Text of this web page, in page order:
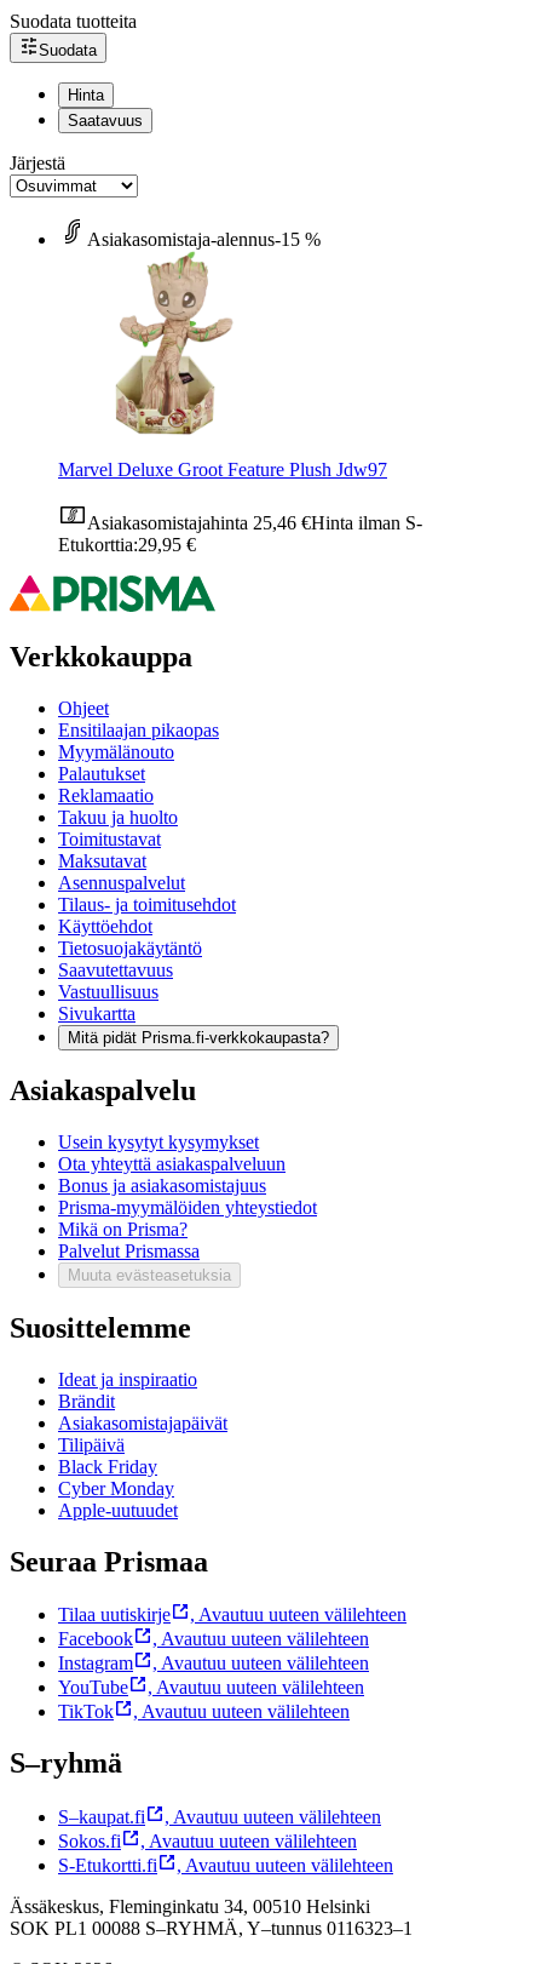
Suodata tuotteita
Suodata
Hinta
Saatavuus
Järjestä
Asiakasomistaja-alennus-15 %
Marvel Deluxe Groot Feature Plush Jdw97
Asiakasomistajahinta 25,46 €Hinta ilman S-
Etukorttia:29,95 €
Verkkokauppa
Ohjeet
Ensitilaajan pikaopas
Myymälänouto
Palautukset
Reklamaatio
Takuu ja huolto
Toimitustavat
Maksutavat
Asennuspalvelut
Tilaus- ja toimitusehdot
Käyttöehdot
Tietosuojakäytäntö
Saavutettavuus
Vastuullisuus
Sivukartta
Mitä pidät Prisma.fi-verkkokaupasta?
Asiakaspalvelu
Usein kysytyt kysymykset
Ota yhteyttä asiakaspalveluun
Bonus ja asiakasomistajuus
Prisma-myymälöiden yhteystiedot
Mikä on Prisma?
Palvelut Prismassa
Muuta evästeasetuksia
Suosittelemme
Ideat ja inspiraatio
Brändit
Asiakasomistajapäivät
Tilipäivä
Black Friday
Cyber Monday
Apple-uutuudet
Seuraa Prismaa
Tilaa uutiskirje , Avautuu uuteen välilehteen
Facebook
, Avautuu uuteen välilehteen
Instagram
, Avautuu uuteen välilehteen
YouTube
, Avautuu uuteen välilehteen
TikTok
, Avautuu uuteen välilehteen
S–ryhmä
S–kaupat.fi , Avautuu uuteen välilehteen
Sokos.fi
, Avautuu uuteen välilehteen
S-Etukortti.fi
, Avautuu uuteen välilehteen
Ässäkeskus, Fleminginkatu 34, 00510 Helsinki
SOK PL1 00088 S–RYHMÄ, Y–tunnus 0116323–1